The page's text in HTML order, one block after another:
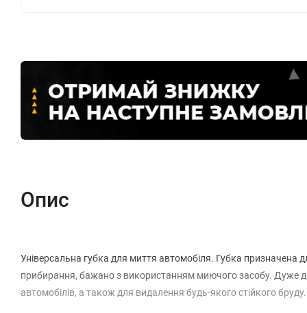
Опис
Універсальна губка для миття автомобіля. Губка призначена
прибирання, бажано з використанням миючого засобу. Дуже
автомобілів, а також для видалення будь-якого стійкого бруду.